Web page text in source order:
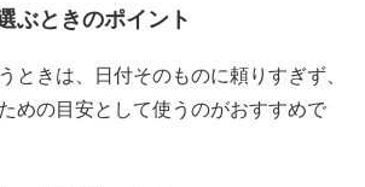
ぶときのポイント
ときは、日付そのものに頼りすぎず、
めの目安として使うのがおすすめで